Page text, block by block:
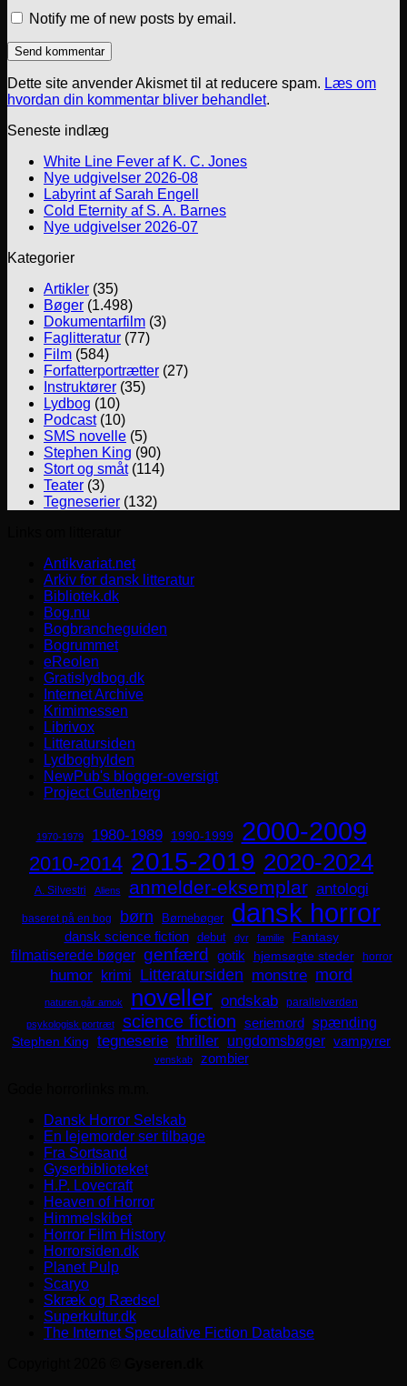
Notify me of new posts by email.
Dette site anvender Akismet til at reducere spam. Læs om
hvordan din kommentar bliver behandlet.
Seneste indlæg
White Line Fever af K. C. Jones
Nye udgivelser 2026-08
Labyrint af Sarah Engell
Cold Eternity af S. A. Barnes
Nye udgivelser 2026-07
Kategorier
Artikler (35)
Bøger (1.498)
Dokumentarfilm (3)
Faglitteratur (77)
Film (584)
Forfatterportrætter (27)
Instruktører (35)
Lydbog (10)
Podcast(10)
SMS novelle (5)
Stephen King (90)
Stort og småt(114)
Teater (3)
Tegneserier (132)
Antikvariat.net
Arkiv for dansk litteratur
Bibliotek.dk
Bog.nu
Bogbrancheguiden
Bogrummet
eReolen
Gratislydbog.dk
Internet Archive
Krimimessen
Librivox
Litteratursiden
Lydboghylden
NewPub's blogger-oversigt
Project Gutenberg
1970-1979 1980-1989 1990-1999 2000-2009
2010-2014 2015-2019 2020-2024
A. Silvestri Aliens anmelder-eksemplar antologi
baseret på en bog børn Børnebøger dansk horror
dansk science fiction debut dyr familie Fantasy
filmatiserede bøger genfærd gotik hjemsøgte steder horror
humor krimi Litteratursiden monstre mord
naturen går amok noveller ondskab parallelverden
psykologisk portræt science fiction seriemord spænding
Stephen King tegneserie thriller ungdomsbøger vampyrer
venskab
zombier
Dansk Horror Selskab
En lejemorder ser tilbage
Fra Sortsand
Gyserbiblioteket
H.P. Lovecraft
Heaven of Horror
Himmelskibet
Horror Film History
Horrorsiden.dk
Planet Pulp
Scaryo
Skræk og Rædsel
Superkultur.dk
The Internet Speculative Fiction Database